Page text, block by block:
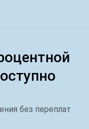
без переплат